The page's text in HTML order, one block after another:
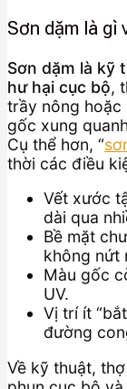
Sơn dặm là gì
Sơn dặm là kỹ
hư hại cục bộ,
trầy nông hoặc
gốc xung
Cụ thể hơn, “
thời các điều
Vết xước
dài qua
Bề mặt
không nứt
Màu gốc
UV.
Vị trí ít
đường
Về kỹ thuật,